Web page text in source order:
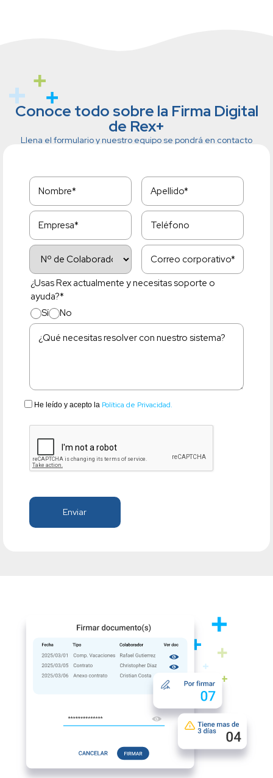
Conoce todo sobre la Firma Digital
de Rex+
Llena el formulario y nuestro equipo se pondrá en contacto
¿Usas Rex actualmente y necesitas soporte o
ayuda?*
Sí
No
He leído y acepto la Política de Privacidad.